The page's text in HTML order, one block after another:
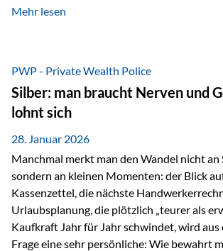
starken Anstiegen. Diese verändern jedoch
von geopolitischen Spannungen, einer stark
Geldmenge sowie strukturellen
Kapitalmärkten geprägt ist, bleibt Gold ein
Nicht, weil…
Mehr lesen
PWP - Private Wealth Police
Silber: man braucht Nerven und
lohnt sich
28. Januar 2026
Manchmal merkt man den Wandel nicht an
sondern an kleinen Momenten: der Blick
Kassenzettel, die nächste
Urlaubsplanung, die plötzlich „teurer als
Kaufkraft Jahr für Jahr schwindet, wird aus
Frage eine sehr persönliche: Wie bewahrt